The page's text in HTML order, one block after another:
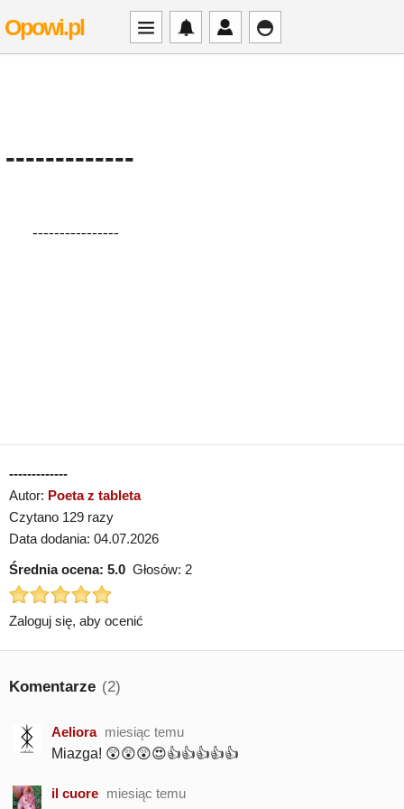
Opowi.pl
-------------
----------------
-------------
Autor: Poeta z tableta
Czytano 129 razy
Data dodania: 04.07.2026
Średnia ocena: 5.0 Głosów: 2
Zaloguj się, aby ocenić
Komentarze (2)
Aeliora miesiąc temu
Miazga! 😲😲😲😍👍👍👍👍👍
il cuore miesiąc temu